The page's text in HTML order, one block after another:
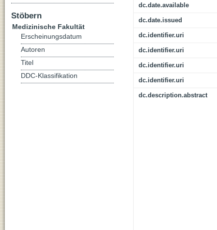
dc.date.available
dc.date.issued
dc.identifier.uri
dc.identifier.uri
dc.identifier.uri
dc.identifier.uri
dc.description.abstract
Stöbern
Medizinische Fakultät
Erscheinungsdatum
Autoren
Titel
DDC-Klassifikation